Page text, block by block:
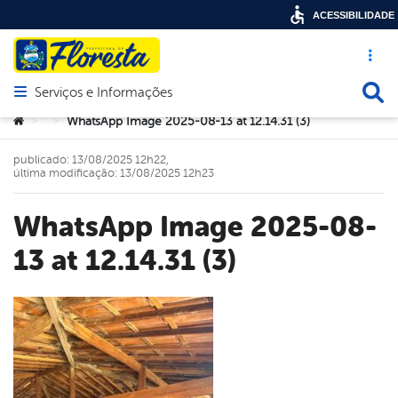
Acesso
Abrir menu principal de navegação
Serviços e Informações
Você está aqui:
> > WhatsApp Image 2025-08-13 at 12.14.31 (3)
WhatsApp Image 2025-08-
13 at 12.14.31 (3)
publicado: 13/08/2025 12h22,
última modificação: 13/08/2025 12h23
ACESSIBILIDADE